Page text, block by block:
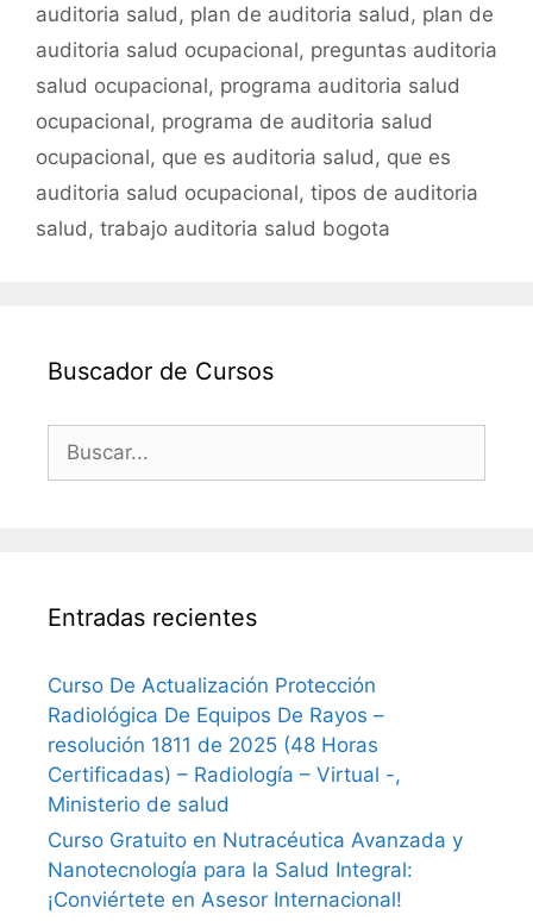
auditoria salud , plan de auditoria salud , plan de
auditoria salud ocupacional, preguntas auditoria
salud ocupacional, programa auditoria salud
ocupacional, programa de auditoria salud
ocupacional, que es auditoria salud , que es
auditoria salud ocupacional, tipos de auditoria
salud , trabajo auditoria salud bogota
Buscador de Cursos
Entradas recientes
Curso De Actualización Protección
Radiológica De Equipos De Rayos –
resolución 1811 de 2025 (48 Horas
Certificadas) – Radiología – Virtual -,
Ministerio de salud
Curso Gratuito en Nutracéutica Avanzada y
Nanotecnología para la Salud Integral:
¡Conviértete en Asesor Internacional!